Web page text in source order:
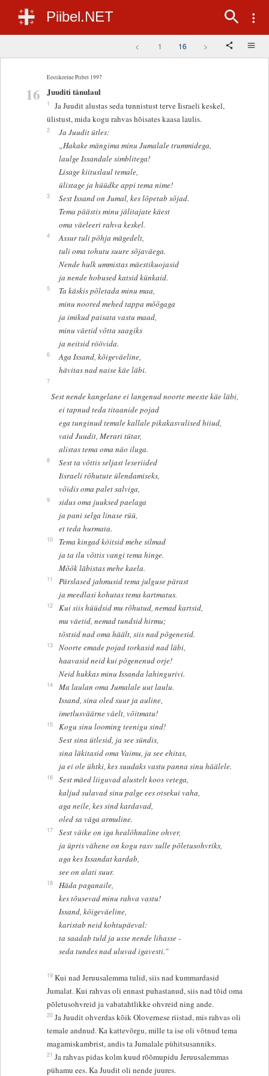
Piibel.NET
< 1 16 >
Eestikeelne Piibel 1997
16 Juuditi tänulaul
1
Ja Juudit alustas seda tunnistust terve Iisraeli keskel,
ülistust, mida kogu rahvas hõisates kaasa laulis.
2
Ja Juudit ütles:
„Hakake mängima minu Jumalale trummidega,
laulge Issandale simblitega!
Lisage kiituslaul temale,
ülistage ja hüüdke appi tema nime!
3
Sest Issand on Jumal, kes lõpetab sõjad.
Tema päästis minu jälitajate käest
oma väeleeri rahva keskel.
4
Assur tuli põhja mägedelt,
tuli oma tohutu suure sõjaväega.
Nende hulk ummistas mäestikuojasid
ja nende hobused katsid künkaid.
5
Ta käskis põletada minu maa,
minu noored mehed tappa mõõgaga
ja imikud paisata vastu maad,
minu väetid võtta saagiks
ja neitsid röövida.
6
Aga Issand, kõigeväeline,
hävitas nad naise käe läbi.
7
Sest nende kangelane ei langenud noorte meeste käe läbi,
ei tapnud teda titaanide pojad
ega tunginud temale kallale pikakasvulised hiiud,
vaid Juudit, Merari tütar,
alistas tema oma näo iluga.
8
Sest ta võttis seljast leseriided
Iisraeli rõhutute ülendamiseks,
võidis oma palet salviga,
9
sidus oma juuksed paelaga
ja pani selga linase rüü,
et teda hurmata.
10
Tema kingad köitsid mehe silmad
ja ta ilu võttis vangi tema hinge.
Mõõk läbistas mehe kaela.
11
Pärslased jahmusid tema julguse pärast
ja meedlasi kohutas tema kartmatus.
12
Kui siis hüüdsid mu rõhutud, nemad kartsid,
mu väetid, nemad tundsid hirmu;
tõstsid nad oma häält, siis nad põgenesid.
13
Noorte emade pojad torkasid nad läbi,
haavasid neid kui põgenenud orje!
Neid hukkas minu Issanda lahingurivi.
14
Ma laulan oma Jumalale uut laulu.
Issand, sina oled suur ja auline,
imetlusväärne väelt, võitmatu!
15
Kogu sinu looming teenigu sind!
Sest sina ütlesid, ja see sündis,
sina läkitasid oma Vaimu, ja see ehitas,
ja ei ole ühtki, kes suudaks vastu panna sinu häälele.
16
Sest mäed liiguvad alustelt koos vetega,
kaljud sulavad sinu palge ees otsekui vaha,
aga neile, kes sind kardavad,
oled sa väga armuline.
17
Sest väike on iga healõhnaline ohver,
ja üpris vähene on kogu rasv sulle põletusohvriks,
aga kes Issandat kardab,
see on alati suur.
18
Häda paganaile,
kes tõusevad minu rahva vastu!
Issand, kõigeväeline,
karistab neid kohtupäeval:
ta saadab tuld ja usse nende lihasse -
seda tundes nad uluvad igavesti.”
19 Kui nad Jeruusalemma tulid, siis nad kummardasid
Jumalat. Kui rahvas oli ennast puhastanud, siis nad tõid oma
põletusohvreid ja vabatahtlikke ohvreid ning ande.
20 Ja Juudit ohverdas kõik Olovernese riistad, mis rahvas oli
temale andnud. Ka kattevõrgu, mille ta ise oli võtnud tema
magamiskambrist, andis ta Jumalale pühitsusanniks.
21 Ja rahvas pidas kolm kuud rõõmupidu Jeruusalemmas
pühamu ees. Ka Juudit oli nende juures.